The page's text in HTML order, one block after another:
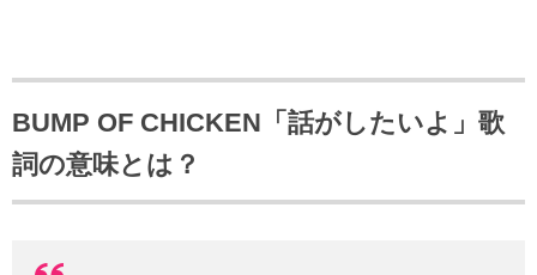
BUMP OF CHICKEN「話がしたいよ」歌
詞の意味とは？